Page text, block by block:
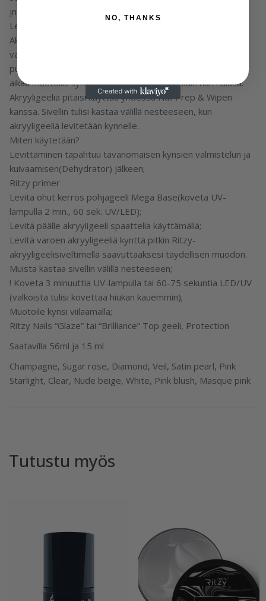
jne.), mutta allergian riski on merkittävästi pienempi.
Levittäminen
Akryyligeeli ei valu ja ei ole itsetasoittuva, jonka ansiosta
vähenee mahdollisuus joutua kosketuksiin ihon kanssa, joka
puolestaan vähentää allergian vaaraa. Kynsiteknikolla on
aikaa muotoilla kynsiä tarkalleen niin kauan kuin hän haluaa.
Akryyligeeliä pitäisi käyttää yhdessä Nail Prep & Wipen
kanssa. Sivellin tulisi kastaa välillä nesteeseen, kun
akryyligeeliä levitetään kynnelle.
Miten käytetään?
Levittäminen tapahtuu tavanomaisen kynsien valmistelun ja
kuivaamisen(Dehydrator) jälkeen;
Ritzy primer
Levitä ohut kerros pohjageeli Mega Base(koveta UV-
lampulla 2 min., 60 sek. UV/LED);
Levitä päälle akryyligeeli spaattelia käyttämällä;
Levitä varoen akryyligeeliä kynttä pitkin Ritzy-
akryyligeelisiveltimellä saavuttaaksesi täydellisen muodon.
Muista kastaa sivellin välillä nesteeseen;
! Koveta 3 minuuttia UV-lampulla tai 60-75 sekuntia LED/UV
(valkoista tulisi kovettaa hiukan kauemmin);
Muotoile kynsi viilaamalla;
Ritzy Nails “Glaze” tai “Brilliance” Top geeli, Protection
Saatavilla 56ml ja 15 ml
Champagne, Sugar rose, Diamond, Veil, Satin pearl, Pink
Starlight, Clear, Nude beige, White, Pink blush, Masque pink
Tutustu myös
NO, THANKS